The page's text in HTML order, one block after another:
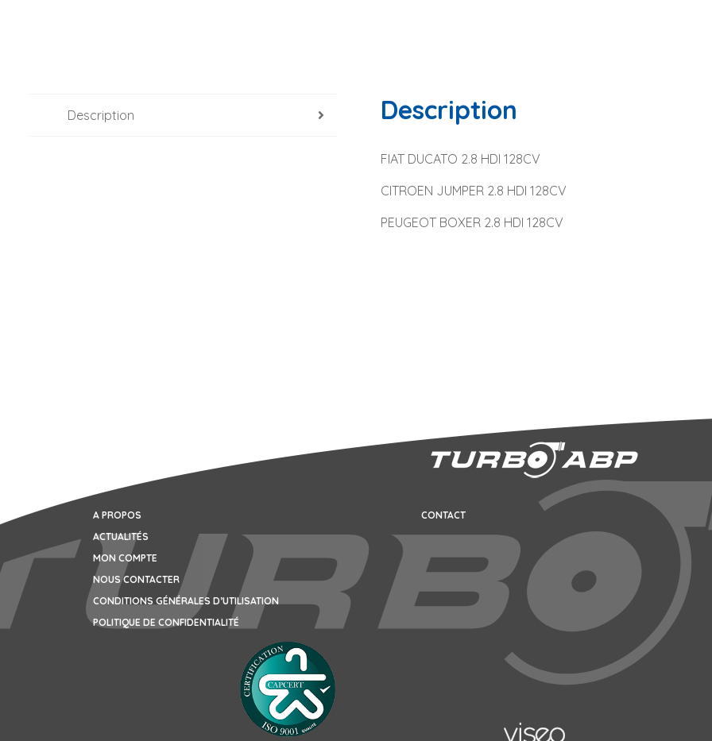
Description Description
FIAT DUCATO 2.8 HDI 128CV
CITROEN JUMPER 2.8 HDI 128CV
PEUGEOT BOXER 2.8 HDI 128CV
A PROPOS
ACTUALITÉS
MON COMPTE
NOUS CONTACTER
CONDITIONS GÉNÉRALES D’UTILISATION
POLITIQUE DE CONFIDENTIALITÉ
CONTACT